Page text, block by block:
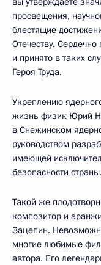
просвещения,
блестящие
Отечеству.
и принято в таких
Героя Труда.
Укреплению
жизнь физик Юрий
в Снежинском
руководством
имеющей
безопасности страны.
Такой же
композитор и
Зацепин.
многие любимые
автора. Его